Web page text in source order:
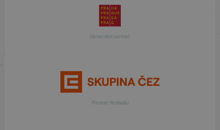
Generální partner
Partner festivalu